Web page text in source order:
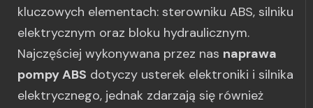
kluczowych elementach: sterowniku ABS, silniku
elektrycznym oraz bloku hydraulicznym.
Najczęściej wykonywana przez nas naprawa
pompy ABS dotyczy usterek elektroniki i silnika
elektrycznego, jednak zdarzają się również